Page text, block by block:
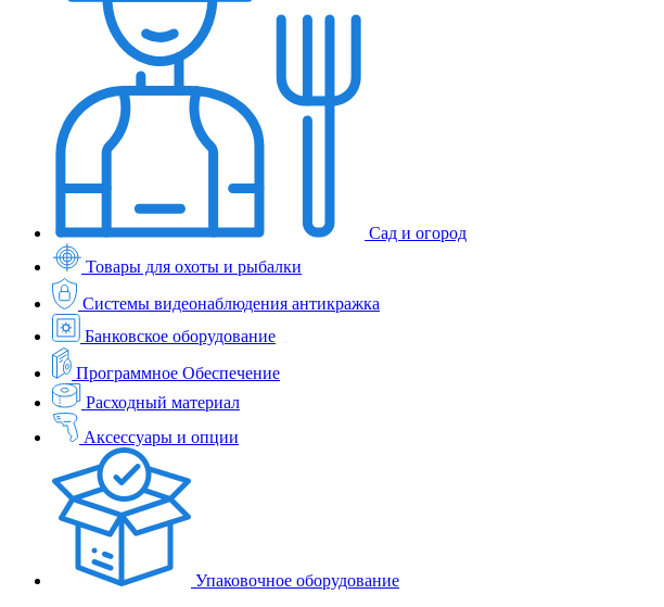
Сад и огород
Товары для охоты и рыбалки
Системы видеонаблюдения антикражка
Банковское оборудование
Программное Обеспечение
Расходный материал
Аксессуары и опции
Упаковочное оборудование